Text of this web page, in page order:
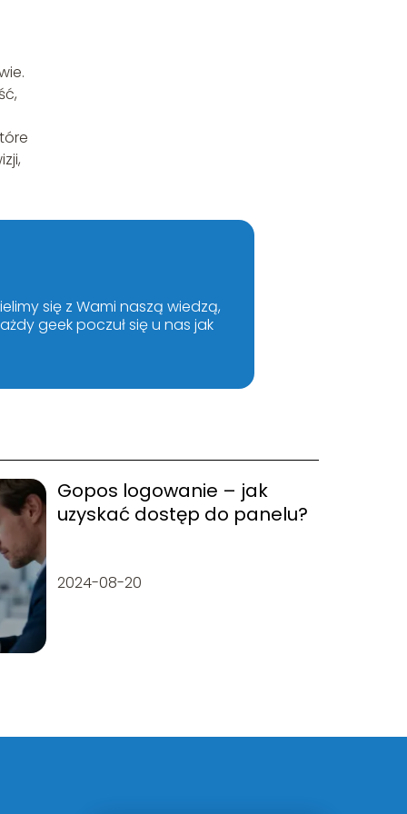
się z Wami naszą wiedzą,
geek poczuł się u nas jak
Gopos logowanie – jak
uzyskać dostęp do panelu?
2024-08-20